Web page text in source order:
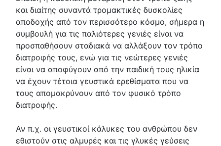
και διαίτης συναντά τρομακτικές δυσκολίες
αποδοχής από τον περισσότερο κόσμο, σήμερα η
συμβουλή για τις παλιότερες γενιές είναι να
προσπαθήσουν σταδιακά να αλλάξουν τον τρόπο
διατροφής τους, ενώ για τις νεώτερες γενιές
είναι να αποφύγουν από την παιδική τους ηλικία
να έχουν τέτοια γευστικά ερεθίσματα που να
τους απομακρύνουν από τον φυσικό τρόπο
διατροφής.
Αν π.χ. οι γευστικοί κάλυκες του ανθρώπου δεν
εθιστούν στις αλμυρές και τις γλυκές γεύσεις